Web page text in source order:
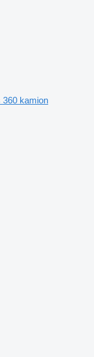
360 kamion